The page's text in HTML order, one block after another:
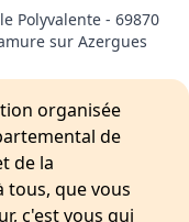
Polyvalente - 69870
sur Azergues
organisée
de
de la
tous, que vous
c'est vous qui